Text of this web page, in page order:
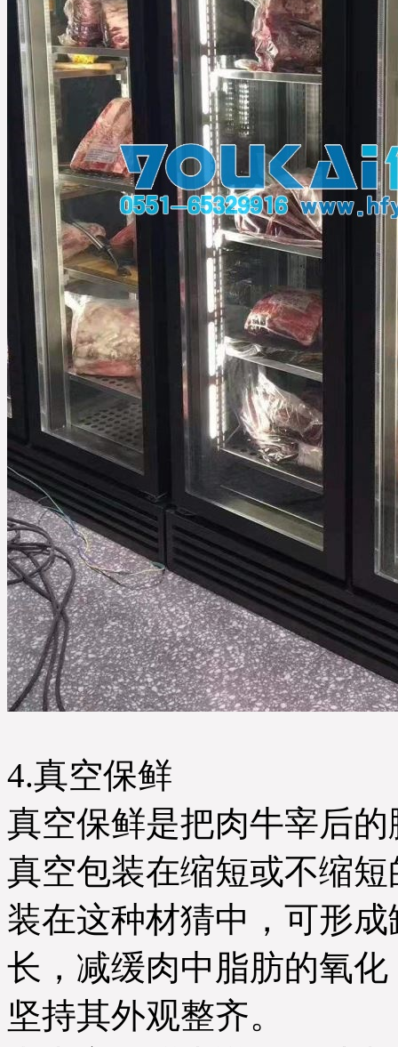
4.真空保鲜
真空保鲜是把肉牛宰后
真空包装在缩短或不缩
装在这种材猜中，可形
长，减缓肉中脂肪的氧
坚持其外观整齐。